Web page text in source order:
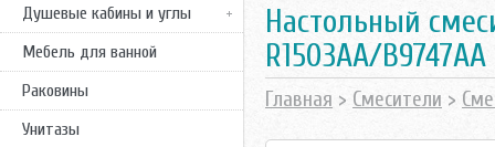
Душевые кабины и углы
Мебель для ванной
Раковины
Унитазы
Настольный
R1503AA/B9747AA
Главная > Смесители >